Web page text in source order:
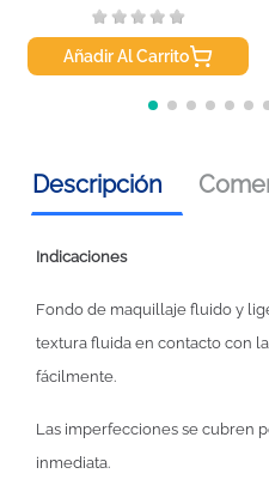
Añadir Al Carrito
Descripción
Indicaciones
Fondo de maquillaje fluido y
textura fluida en contacto con
fácilmente.
Las imperfecciones se cubren
inmediata.